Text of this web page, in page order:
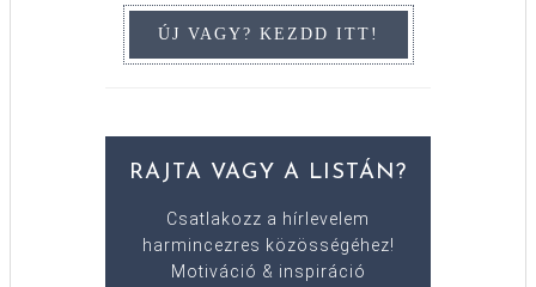
RAJTA VAGY A LISTÁN?
Csatlakozz a hírlevelem
harmincezres közösségéhez!
Motiváció & inspiráció